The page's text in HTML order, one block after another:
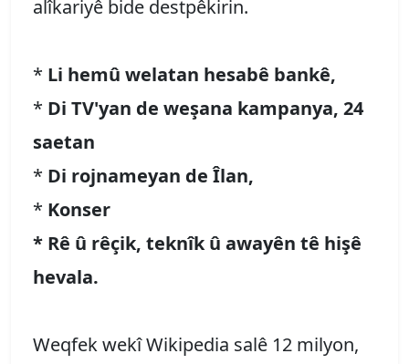
alîkariyê bide destpêkirin.
* Li hemû welatan hesabê bankê,
* Di TV'yan de weşana kampanya, 24
saetan
* Di rojnameyan de Îlan,
* Konser
* Rê û rêçik, teknîk û awayên tê hişê
hevala.
Weqfek wekî Wikipedia salê 12 milyon,